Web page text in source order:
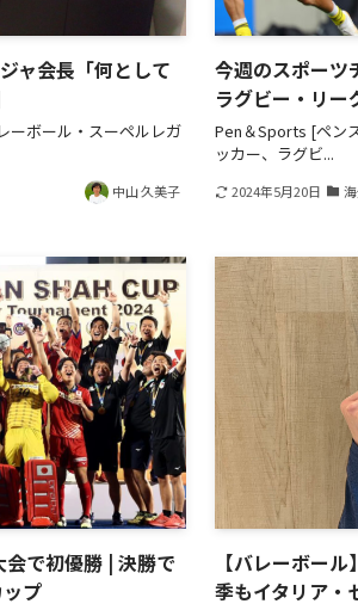
ャ会長「何として
ーボール・スーペルレガ
中山 久美子
今週のスポーツ
ラグビー・リー
Pen＆Sports [ペン
ッカー、ラグビ...
2024年5月20日
会で初優勝 | 決勝で
プ
【バレーボー
季もイタリア・